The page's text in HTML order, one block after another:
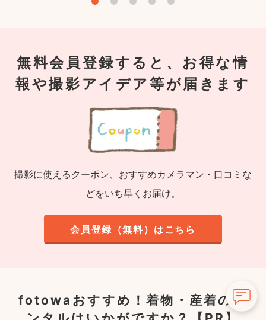
無料会員登録すると、お得な情
報や撮影アイデア等が届きます
撮影に使えるクーポン、おすすめカメラマン・口コミな
どをいち早くお届け。
会員登録（無料）はこちら
fotowaおすすめ！着物・産着のレ